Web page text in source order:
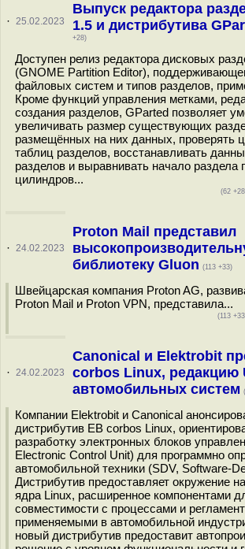
· 25.02.2023
Выпуск редактора
1.5 и дистрибутива
+28)
Доступен релиз редактора дисковых
(GNOME Partition Editor),
файловых систем и типов разделов,
Кроме функций управления метками,
создания разделов, GParted позволяет
увеличивать размер существующих
размещённых на них данных, проверять
таблиц разделов, восстанавливать
разделов и выравнивать начало раздела
цилиндров...
(62
· 24.02.2023
Proton Mail представил
библиотеку Gluon (113 +33)
Швейцарская компания Proton AG,
Proton Mail и Proton VPN, представила...
(113
· 24.02.2023
Canonical и Elektrobit
corbos Linux, редакцию
автомобильных систем
Компании Elektrobit и Canonical
дистрибутив EB corbos Linux,
разработку электронных блоков
Electronic Control Unit) для программно
автомобильной техники (SDV, Software-
Дистрибутив предоставляет окружение
ядра Linux, расширенное компонентами
совместимости с процессами и
применяемыми в автомобильной
новый дистрибутив предоставит